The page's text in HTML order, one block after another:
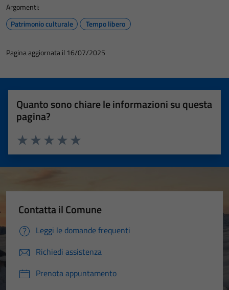
Argomenti:
Patrimonio culturale
Tempo libero
Pagina aggiornata il 16/07/2025
Quanto sono chiare le informazioni su questa
pagina?
Valuta 5 stelle su 5
Valuta 4 stelle su 5
Valuta 3 stelle su 5
Valuta 2 stelle su 5
Valuta 1 stelle su 5
Contatta il Comune
Leggi le domande frequenti
Richiedi assistenza
Prenota appuntamento
Tecnici